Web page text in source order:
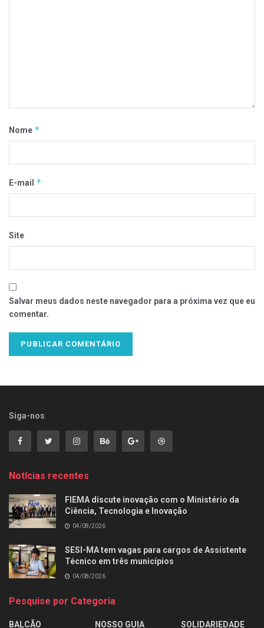
Nome *
E-mail *
Site
Salvar meus dados neste navegador para a próxima vez que eu
comentar.
Siga-nos
Notícias recentes
FIEMA discute inovação com o Ministério da
Ciência, Tecnologia e Inovação
04/08/2026
SESI-MA tem vagas para cargos de Assistente
Técnico em três municípios
04/08/2026
Pesquise por Categoria
BALCÃO NOSSO GUIA SOLIDARIEDADE